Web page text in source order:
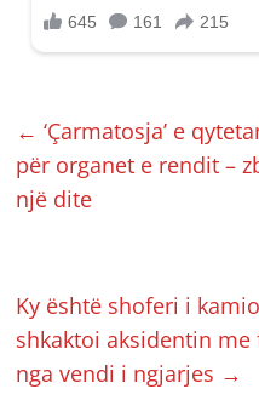
← ‘Çarmatosja’ e
për organet e rendit –
një dite
Ky është shoferi i
shkaktoi aksidentin
nga vendi i ngjarjes →